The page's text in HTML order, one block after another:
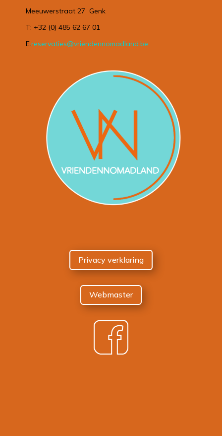
Meeuwerstraat 27 Genk
T: +32 (0) 485 62 67 01
E.reservaties@vriendennomadland.be
Privacy verklaring
Webmaster